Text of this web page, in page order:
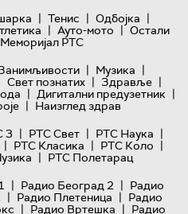
| Тенис | Одбојка |
| Ауто-мото | Остали
Меморијал РТС
| Музика |
Свет познатих | Здравље |
| Дигитални предузетник |
| Наизглед здрав
3 | РТС Свет | РТС Наука |
| РТС Класика | РТС Коло |
| РТС Полетарац
| Радио Београд 2 | Радио
| Радио Плетеница | Радио
| Радио Вртешка | Радио